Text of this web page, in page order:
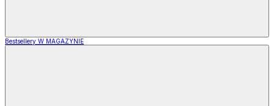
Bestsellery W MAGAZYNIE